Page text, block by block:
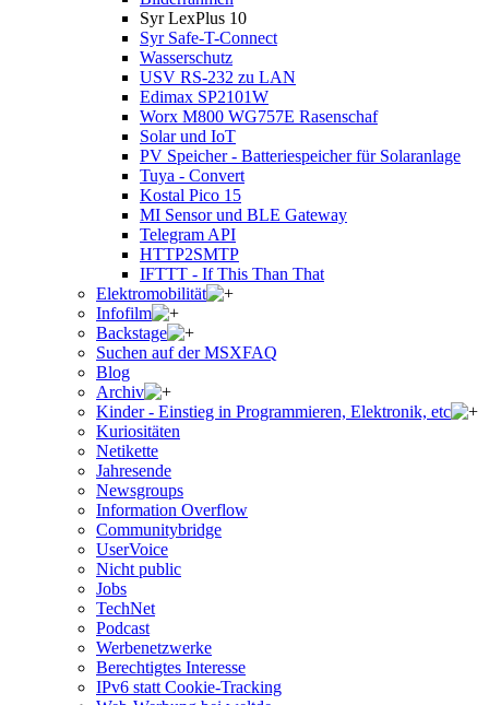
Syr LexPlus 10
Syr Safe-T-Connect
Wasserschutz
USV RS-232 zu LAN
Edimax SP2101W
Worx M800 WG757E Rasenschaf
Solar und IoT
PV Speicher - Batteriespeicher für Solaranlage
Tuya - Convert
Kostal Pico 15
MI Sensor und BLE Gateway
Telegram API
HTTP2SMTP
IFTTT - If This Than That
Elektromobilität
Infofilm
Backstage
Suchen auf der MSXFAQ
Blog
Archiv
Kinder - Einstieg in Programmieren, Elektronik, etc
Kuriositäten
Netikette
Jahresende
Newsgroups
Information Overflow
Communitybridge
UserVoice
Nicht public
Jobs
TechNet
Podcast
Werbenetzwerke
Berechtigtes Interesse
IPv6 statt Cookie-Tracking